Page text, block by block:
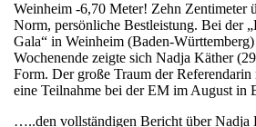
Weinheim -6,70 Meter! Zehn Zentimeter
Norm, persönliche Bestleistung. Bei der
Gala“ in Weinheim (Baden-Württemberg)
Wochenende zeigte sich Nadja Käther
Form. Der große Traum der Referendarin
eine Teilnahme bei der EM im August
…..den vollständigen Bericht über Nadja